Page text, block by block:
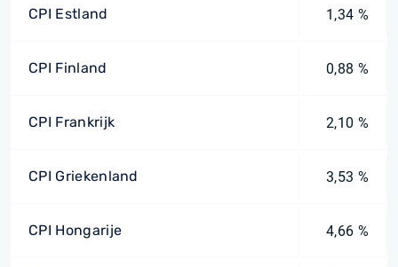
CPI Estland 1,34 %
CPI Finland 0,88 %
CPI Frankrijk 2,10 %
CPI Griekenland 3,53 %
CPI Hongarije 4,66 %